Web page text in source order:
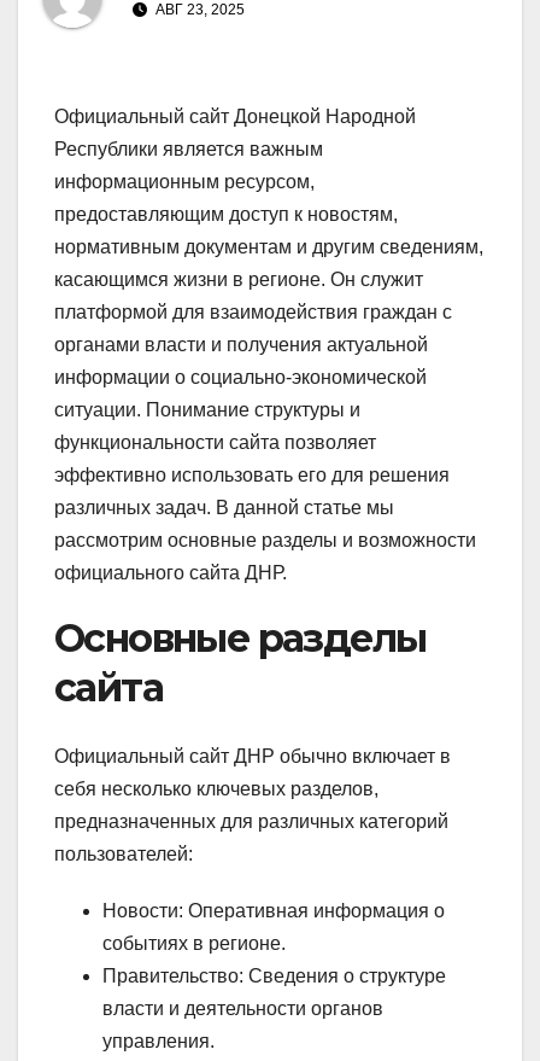
АВГ 23, 2025
Официальный сайт Донецкой Народной
Республики является важным
информационным ресурсом,
предоставляющим доступ к новостям,
нормативным документам и другим сведениям,
касающимся жизни в регионе. Он служит
платформой для взаимодействия граждан с
органами власти и получения актуальной
информации о социально-экономической
ситуации. Понимание структуры и
функциональности сайта позволяет
эффективно использовать его для решения
различных задач. В данной статье мы
рассмотрим основные разделы и возможности
официального сайта ДНР.
Основные разделы
сайта
Официальный сайт ДНР обычно включает в
себя несколько ключевых разделов,
предназначенных для различных категорий
пользователей:
Новости: Оперативная информация о
событиях в регионе.
Правительство: Сведения о структуре
власти и деятельности органов
управления.